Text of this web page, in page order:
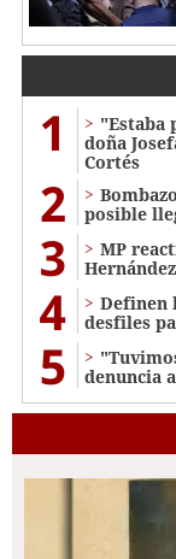
1
"Estaba
doña
Cortés
2
posible
3
MP
4
Definen
desfiles
5
denuncia